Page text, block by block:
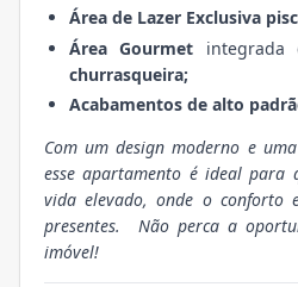
Área de Lazer Exclusiva
Área Gourmet integrada
churrasqueira;
Acabamentos de alto
Com um design moderno e
esse apartamento é ideal para
vida elevado, onde o conforto
presentes. Não perca a
imóvel!